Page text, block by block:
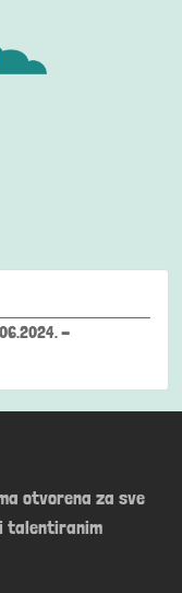
-
otvorena za sve
talentiranim